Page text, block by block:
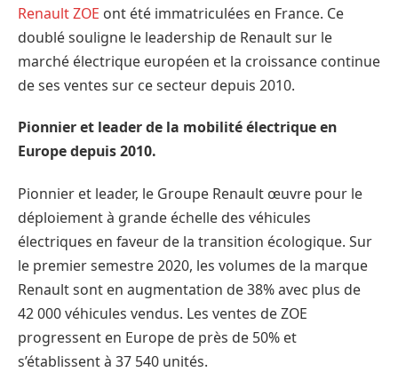
Renault ZOE ont été immatriculées en France. Ce
doublé souligne le leadership de Renault sur le
marché électrique européen et la croissance continue
de ses ventes sur ce secteur depuis 2010.
Pionnier et leader de la mobilité électrique en
Europe depuis 2010.
Pionnier et leader, le Groupe Renault œuvre pour le
déploiement à grande échelle des véhicules
électriques en faveur de la transition écologique. Sur
le premier semestre 2020, les volumes de la marque
Renault sont en augmentation de 38% avec plus de
42 000 véhicules vendus. Les ventes de ZOE
progressent en Europe de près de 50% et
s’établissent à 37 540 unités.